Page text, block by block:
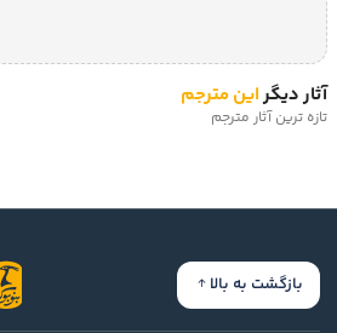
آثار دیگراین مترجم
تازه ترین آثار مترجم
بازگشت به بالا